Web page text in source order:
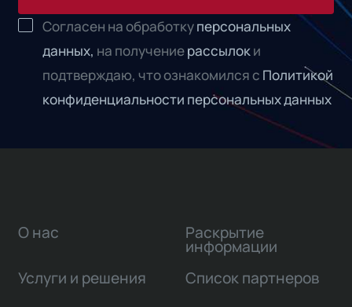
Согласен на обработкуперсональных
данных, на получениерассылоки
подтверждаю, что ознакомился с Политикой
конфиденциальности персональных данных
О нас
Услуги и решения
Раскрытие
информации
Список партнеров